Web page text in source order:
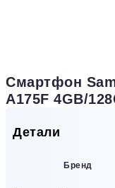
Смартфон
A175F 4GB/
Детали
Бренд